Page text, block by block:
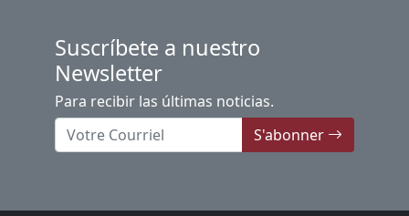
Suscríbete a nuestro
Newsletter
Para recibir las últimas noticias.
S'abonner